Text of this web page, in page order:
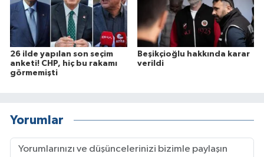
26 ilde yapılan son seçim
anketi! CHP, hiç bu rakamı
görmemişti
Beşikçioğlu hakkında karar
verildi
Yorumlar